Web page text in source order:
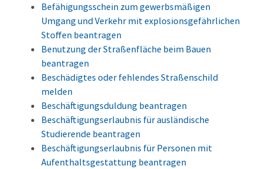
Befähigungsschein zum gewerbsmäßigen
Umgang und Verkehr mit explosionsgefährlichen
Stoffen beantragen
Benutzung der Straßenfläche beim Bauen
beantragen
Beschädigtes oder fehlendes Straßenschild
melden
Beschäftigungsduldung beantragen
Beschäftigungserlaubnis für ausländische
Studierende beantragen
Beschäftigungserlaubnis für Personen mit
Aufenthaltsgestattung beantragen